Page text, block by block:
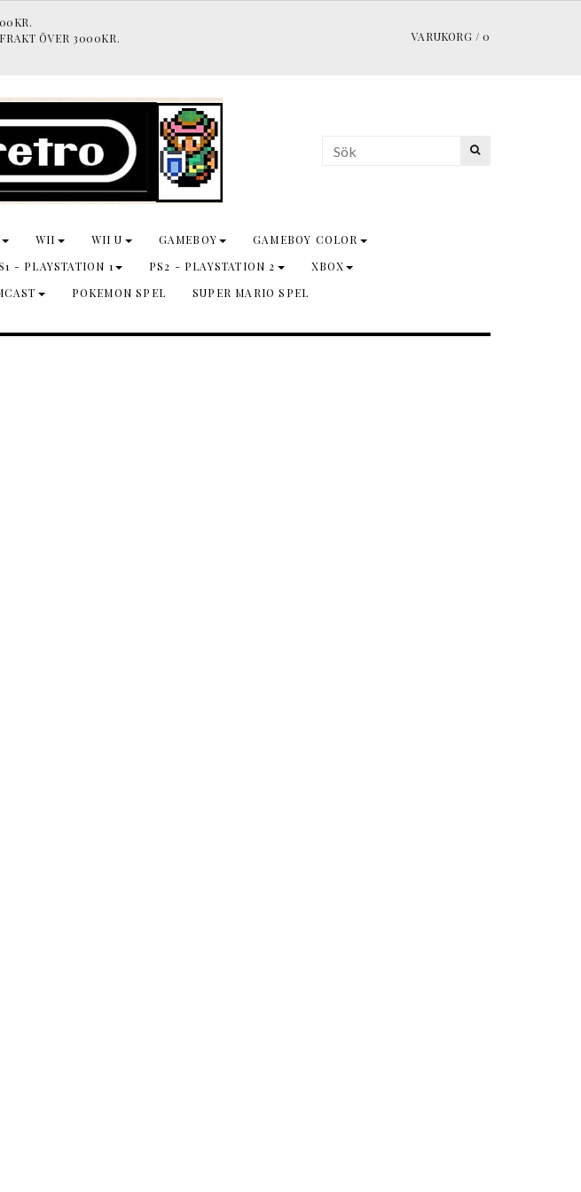
ÖVER 3000KR.
VARUKORG / 0
WII WII U GAMEBOY
GAMEBOY COLOR
- PLAYSTATION 1 PS2 - PLAYSTATION 2
XBOX
POKEMON SPEL
SUPER MARIO SPEL